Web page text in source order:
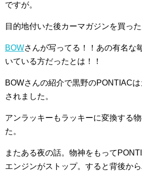
ですが。
目的地付いた後カーマガジンを買っ
BOWさんが写ってる！！あの有名な
いている方だったとは！！
BOWさんの紹介で黒野のPONTIAC
されました。
アンラッキーもラッキーに変換する
た。
またある夜の話。物神をもって
エンジンがストップ。すると背後か